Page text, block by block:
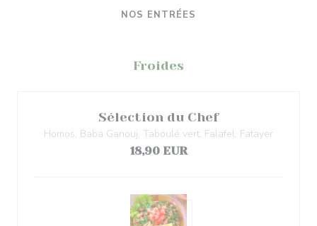
NOS ENTRÉES
Froides
Sélection du Chef
Homos, Baba Ganouj, Taboulé vert, Falafel, Fatayer
18,90 EUR